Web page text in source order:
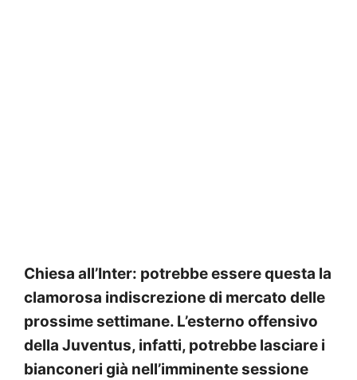
Chiesa all’Inter: potrebbe essere questa la
clamorosa indiscrezione di mercato delle
prossime settimane. L’esterno offensivo
della Juventus, infatti, potrebbe lasciare i
bianconeri già nell’imminente sessione